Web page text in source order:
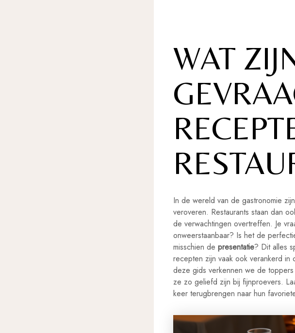
WAT
In de wereld van de gastronomie
veroveren. Restaurants staan dan
de verwachtingen overtreffen. Je
onweerstaanbaar? Is het de
misschien de presentatie? Dit alles
recepten zijn vaak ook verankerd
deze gids verkennen we de toppers
ze zo geliefd zijn bij fijnproevers.
keer terugbrengen naar hun